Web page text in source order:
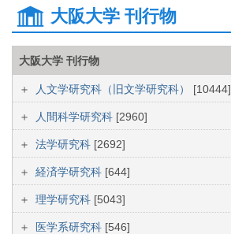
大阪大学 刊行物
大阪大学 刊行物
人文学研究科（旧文学研究科） [10444]
人間科学研究科 [2960]
法学研究科 [2692]
経済学研究科 [644]
理学研究科 [5043]
医学系研究科 [546]